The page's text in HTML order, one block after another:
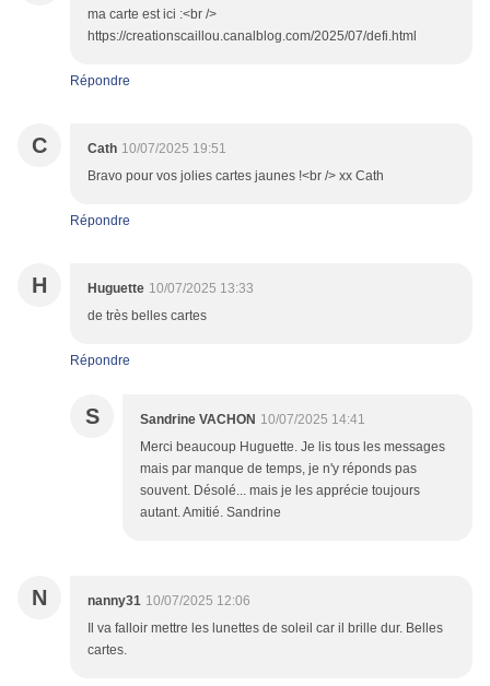
ma carte est ici :<br />
https://creationscaillou.canalblog.com/2025/07/defi.html
Répondre
C Cath 10/07/2025 19:51
Bravo pour vos jolies cartes jaunes !<br /> xx Cath
Répondre
H Huguette 10/07/2025 13:33
de très belles cartes
Répondre
S Sandrine VACHON 10/07/2025 14:41
Merci beaucoup Huguette. Je lis tous les messages
mais par manque de temps, je n'y réponds pas
souvent. Désolé... mais je les apprécie toujours
autant. Amitié. Sandrine
N nanny31 10/07/2025 12:06
Il va falloir mettre les lunettes de soleil car il brille dur. Belles
cartes.